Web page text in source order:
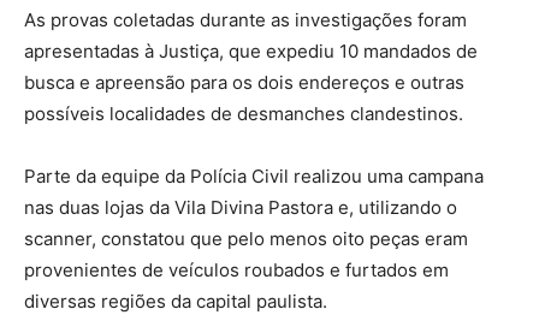
As provas coletadas durante as investigações foram
apresentadas à Justiça, que expediu 10 mandados de
busca e apreensão para os dois endereços e outras
possíveis localidades de desmanches clandestinos.
Parte da equipe da Polícia Civil realizou uma campana
nas duas lojas da Vila Divina Pastora e, utilizando o
scanner, constatou que pelo menos oito peças eram
provenientes de veículos roubados e furtados em
diversas regiões da capital paulista.